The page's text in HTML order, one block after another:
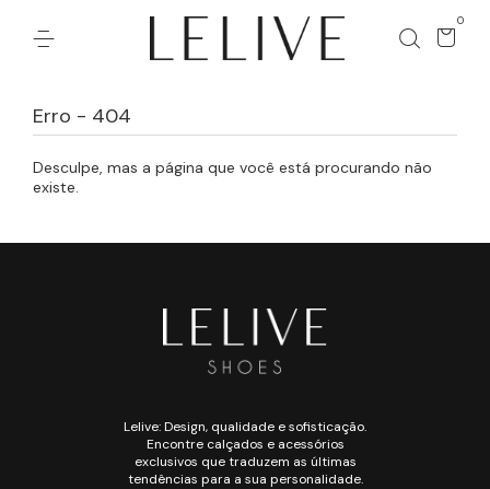
0
Erro - 404
Desculpe, mas a página que você está procurando não
existe.
Lelive: Design, qualidade e sofisticação.
Encontre calçados e acessórios
exclusivos que traduzem as últimas
tendências para a sua personalidade.